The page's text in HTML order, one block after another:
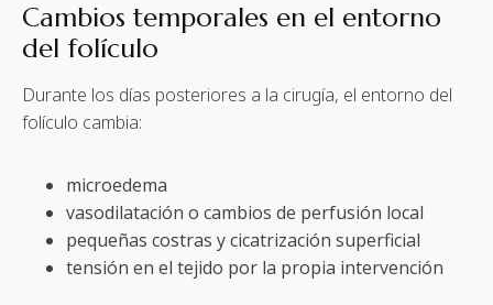
Cambios temporales en el entorno
del folículo
Durante los días posteriores a la cirugía, el entorno del
folículo cambia:
microedema
vasodilatación o cambios de perfusión local
pequeñas costras y cicatrización superficial
tensión en el tejido por la propia intervención